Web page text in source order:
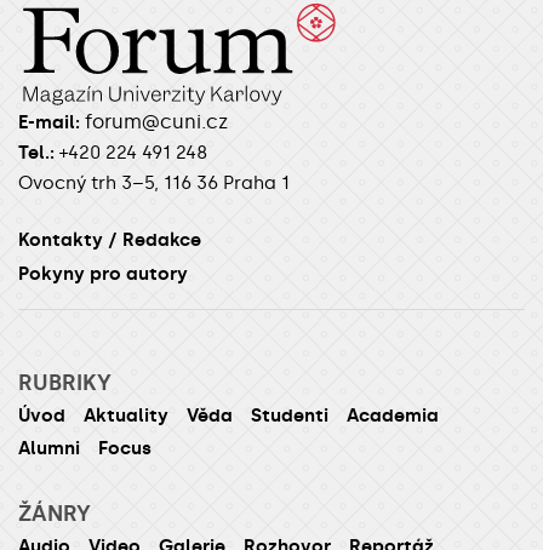
E-mail: forum@cuni.cz
Tel.: +420 224 491 248
Ovocný trh 3–5, 116 36 Praha 1
Kontakty / Redakce
Pokyny pro autory
RUBRIKY
Úvod Aktuality Věda Studenti
Academia
Alumni
Focus
ŽÁNRY